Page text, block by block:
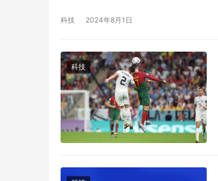
科技 2024年8月1日
科技